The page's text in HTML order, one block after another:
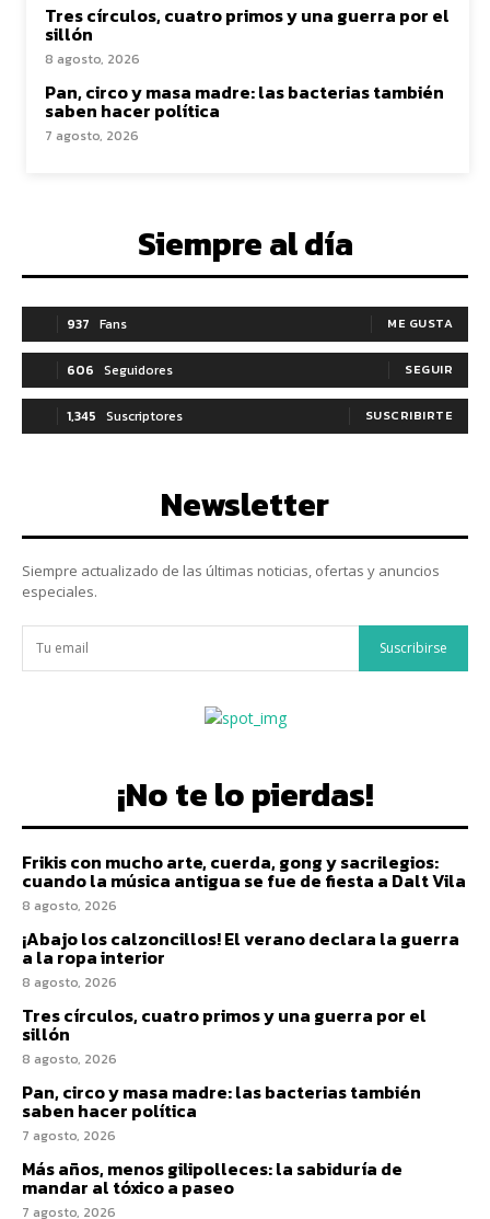
Tres círculos, cuatro primos y una guerra por el
sillón
8 agosto, 2026
Pan, circo y masa madre: las bacterias también
saben hacer política
7 agosto, 2026
Siempre al día
937 Fans ME GUSTA
606 Seguidores SEGUIR
1,345 Suscriptores SUSCRIBIRTE
Newsletter
Siempre actualizado de las últimas noticias, ofertas y anuncios
especiales.
Suscribirse
¡No te lo pierdas!
Frikis con mucho arte, cuerda, gong y sacrilegios:
cuando la música antigua se fue de fiesta a Dalt Vila
8 agosto, 2026
¡Abajo los calzoncillos! El verano declara la guerra
a la ropa interior
8 agosto, 2026
Tres círculos, cuatro primos y una guerra por el
sillón
8 agosto, 2026
Pan, circo y masa madre: las bacterias también
saben hacer política
7 agosto, 2026
Más años, menos gilipolleces: la sabiduría de
mandar al tóxico a paseo
7 agosto, 2026